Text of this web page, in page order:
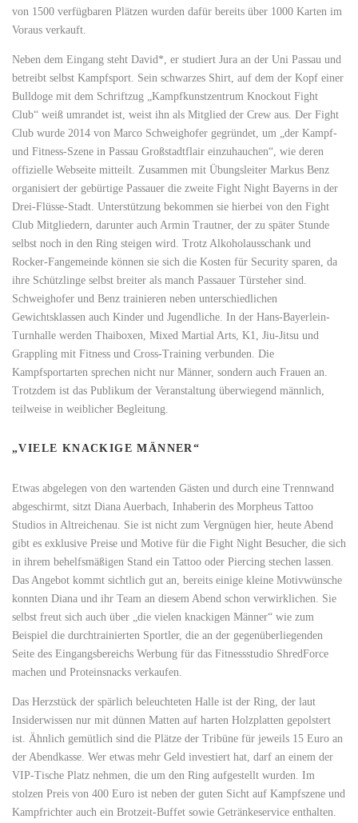
von 1500 verfügbaren Plätzen wurden dafür bereits über 1000 Karten im
Voraus verkauft.
Neben dem Eingang steht David*, er studiert Jura an der Uni Passau und
betreibt selbst Kampfsport. Sein schwarzes Shirt, auf dem der Kopf einer
Bulldoge mit dem Schriftzug „Kampfkunstzentrum Knockout Fight
Club“ weiß umrandet ist, weist ihn als Mitglied der Crew aus. Der Fight
Club wurde 2014 von Marco Schweighofer gegründet, um „der Kampf-
und Fitness-Szene in Passau Großstadtflair einzuhauchen“, wie deren
offizielle Webseite mitteilt. Zusammen mit Übungsleiter Markus Benz
organisiert der gebürtige Passauer die zweite Fight Night Bayerns in der
Drei-Flüsse-Stadt. Unterstützung bekommen sie hierbei von den Fight
Club Mitgliedern, darunter auch Armin Trautner, der zu später Stunde
selbst noch in den Ring steigen wird. Trotz Alkoholausschank und
Rocker-Fangemeinde können sie sich die Kosten für Security sparen, da
ihre Schützlinge selbst breiter als manch Passauer Türsteher sind.
Schweighofer und Benz trainieren neben unterschiedlichen
Gewichtsklassen auch Kinder und Jugendliche. In der Hans-Bayerlein-
Turnhalle werden Thaiboxen, Mixed Martial Arts, K1, Jiu-Jitsu und
Grappling mit Fitness und Cross-Training verbunden. Die
Kampfsportarten sprechen nicht nur Männer, sondern auch Frauen an.
Trotzdem ist das Publikum der Veranstaltung überwiegend männlich,
teilweise in weiblicher Begleitung.
„VIELE KNACKIGE MÄNNER“
Etwas abgelegen von den wartenden Gästen und durch eine Trennwand
abgeschirmt, sitzt Diana Auerbach, Inhaberin des Morpheus Tattoo
Studios in Altreichenau. Sie ist nicht zum Vergnügen hier, heute Abend
gibt es exklusive Preise und Motive für die Fight Night Besucher, die sich
in ihrem behelfsmäßigen Stand ein Tattoo oder Piercing stechen lassen.
Das Angebot kommt sichtlich gut an, bereits einige kleine Motivwünsche
konnten Diana und ihr Team an diesem Abend schon verwirklichen. Sie
selbst freut sich auch über „die vielen knackigen Männer“ wie zum
Beispiel die durchtrainierten Sportler, die an der gegenüberliegenden
Seite des Eingangsbereichs Werbung für das Fitnessstudio ShredForce
machen und Proteinsnacks verkaufen.
Das Herzstück der spärlich beleuchteten Halle ist der Ring, der laut
Insiderwissen nur mit dünnen Matten auf harten Holzplatten gepolstert
ist. Ähnlich gemütlich sind die Plätze der Tribüne für jeweils 15 Euro an
der Abendkasse. Wer etwas mehr Geld investiert hat, darf an einem der
VIP-Tische Platz nehmen, die um den Ring aufgestellt wurden. Im
stolzen Preis von 400 Euro ist neben der guten Sicht auf Kampfszene und
Kampfrichter auch ein Brotzeit-Buffet sowie Getränkeservice enthalten.